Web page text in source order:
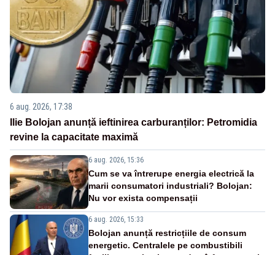
6 aug. 2026, 17:38
Ilie Bolojan anunță ieftinirea carburanților: Petromidia
revine la capacitate maximă
6 aug. 2026, 15:36
Cum se va întrerupe energia electrică la
marii consumatori industriali? Bolojan:
Nu vor exista compensații
6 aug. 2026, 15:33
Bolojan anunță restricțiile de consum
energetic. Centralele pe combustibili